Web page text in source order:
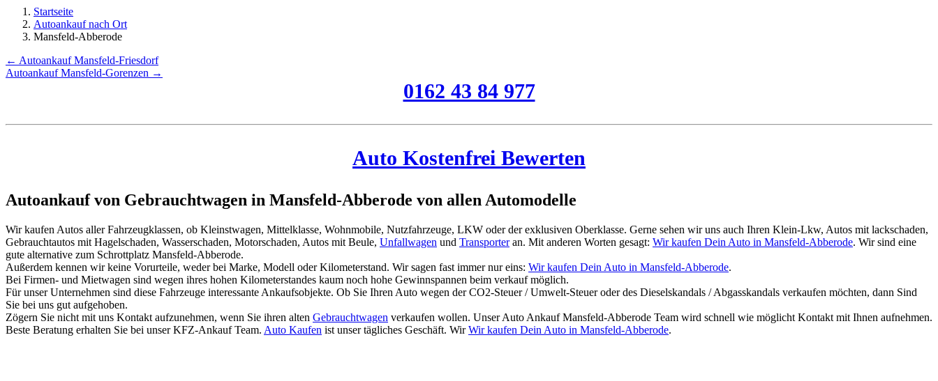
Startseite
Autoankauf nach Ort
Mansfeld-Abberode
← Autoankauf Mansfeld-Friesdorf
Autoankauf Mansfeld-Gorenzen →
0162 43 84 977
Auto Kostenfrei Bewerten
Autoankauf von Gebrauchtwagen in Mansfeld-Abberode von allen Automodelle
Wir kaufen Autos aller Fahrzeugklassen, ob Kleinstwagen, Mittelklasse, Wohnmobile, Nutzfahrzeuge, LKW oder der exklusiven Oberklasse. Gerne sehen wir uns auch Ihren Klein-Lkw, Autos mit lackschaden,
Gebrauchtautos mit Hagelschaden, Wasserschaden, Motorschaden, Autos mit Beule, Unfallwagen und Transporteran. Mit anderen Worten gesagt: Wir kaufen Dein Auto in Mansfeld-Abberode. Wir sind eine
gute alternative zum Schrottplatz Mansfeld-Abberode.
Außerdem kennen wir keine Vorurteile, weder bei Marke, Modell oder Kilometerstand. Wir sagen fast immer nur eins: Wir kaufen Dein Auto in Mansfeld-Abberode.
Bei Firmen- und Mietwagen sind wegen ihres hohen Kilometerstandes kaum noch hohe Gewinnspannen beim verkauf möglich.
Für unser Unternehmen sind diese Fahrzeuge interessante Ankaufsobjekte. Ob Sie Ihren Auto wegen der CO2-Steuer / Umwelt-Steuer oder des Dieselskandals / Abgasskandals verkaufen möchten, dann Sind
Sie bei uns gut aufgehoben.
Zögern Sie nicht mit uns Kontakt aufzunehmen, wenn Sie ihren alten Gebrauchtwagen verkaufen wollen. Unser Auto Ankauf Mansfeld-Abberode Team wird schnell wie möglicht Kontakt mit Ihnen aufnehmen.
Beste Beratung erhalten Sie bei unser KFZ-Ankauf Team. Auto Kaufen ist unser tägliches Geschäft. WirWir kaufen Dein Auto in Mansfeld-Abberode.